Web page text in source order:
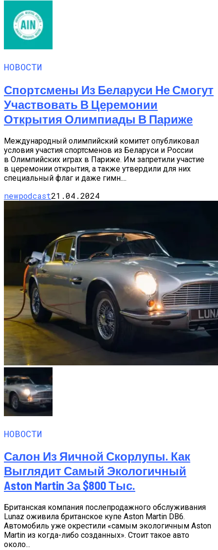
НОВОСТИ
Спортсмены Из Беларуси Не Смогут
Участвовать В Церемонии
Открытия Олимпиады В Париже
Международный олимпийский комитет опубликовал
условия участия спортсменов из Беларуси и России
в Олимпийских играх в Париже. Им запретили участие
в церемонии открытия, а также утвердили для них
специальный флаг и даже гимн....
newpodcast21.04.2024
НОВОСТИ
Салон Из Яичной Скорлупы. Как
Выглядит Самый Экологичный
Aston Martin За $800 Тыс.
Британская компания послепродажного обслуживания
Lunaz оживила британское купе Aston Martin DB6.
Автомобиль уже окрестили «самым экологичным Aston
Martin из когда-либо созданных». Стоит такое авто
около...